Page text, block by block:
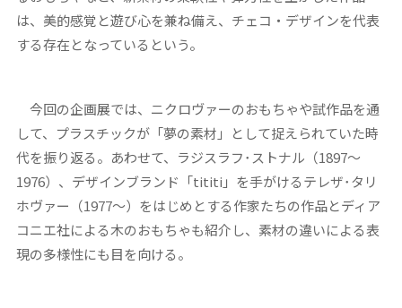
は、美的感覚と遊び心を兼ね備え、チェコ・デザインを代表
する存在となっているという。
今回の企画展では、ニクロヴァーのおもちゃや試作品を通
して、プラスチックが「夢の素材」として捉えられていた時
代を振り返る。あわせて、ラジスラフ･ストナル（1897～
1976）、デザインブランド「tititi」を手がけるテレザ･タリ
ホヴァー（1977～）をはじめとする作家たちの作品とディア
コニエ社による木のおもちゃも紹介し、素材の違いによる表
現の多様性にも目を向ける。